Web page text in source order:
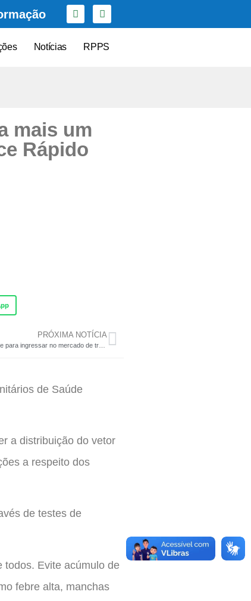
Notícias RPPS
mais um
Rápido
PRÓXIMA NOTÍCIA
de Saúde
a distribuição do vetor
a respeito dos
de testes de
todos. Evite acúmulo de
febre alta, manchas